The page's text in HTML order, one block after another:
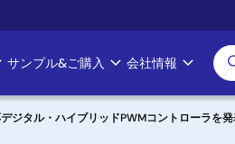
サンプル&ご購入 会社情報
ジタル・ハイブリッドPWMコントローラを